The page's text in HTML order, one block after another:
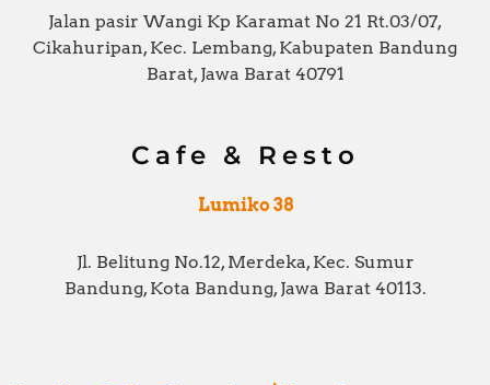
Jalan pasir Wangi Kp Karamat No 21 Rt.03/07,
Cikahuripan, Kec. Lembang, Kabupaten Bandung
Barat, Jawa Barat 40791
Cafe & Resto
Lumiko 38
Jl. Belitung No.12, Merdeka, Kec. Sumur
Bandung, Kota Bandung, Jawa Barat 40113.